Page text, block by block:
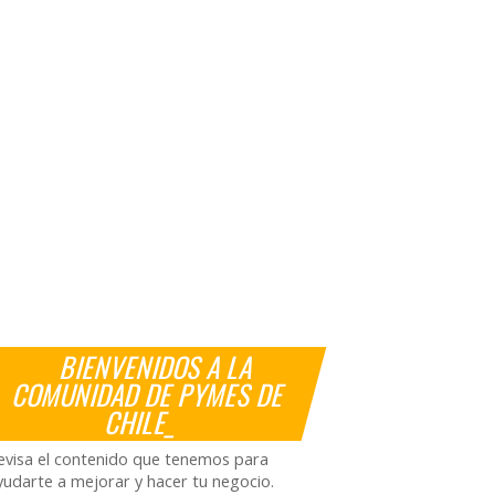
BIENVENIDOS A LA
COMUNIDAD DE PYMES DE
CHILE_
el contenido que tenemos para
a mejorar y hacer tu negocio.